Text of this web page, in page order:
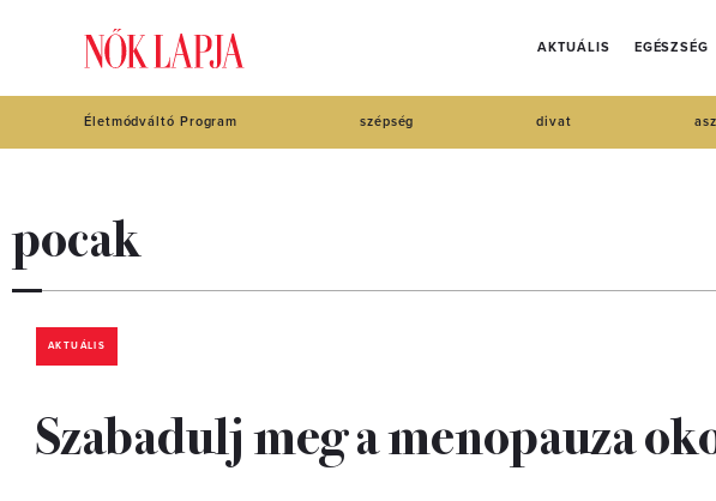
AKTUÁLIS EGÉSZSÉG
Életmódváltó Program szépség divat
pocak
AKTUÁLIS
Szabadulj meg a menopauza